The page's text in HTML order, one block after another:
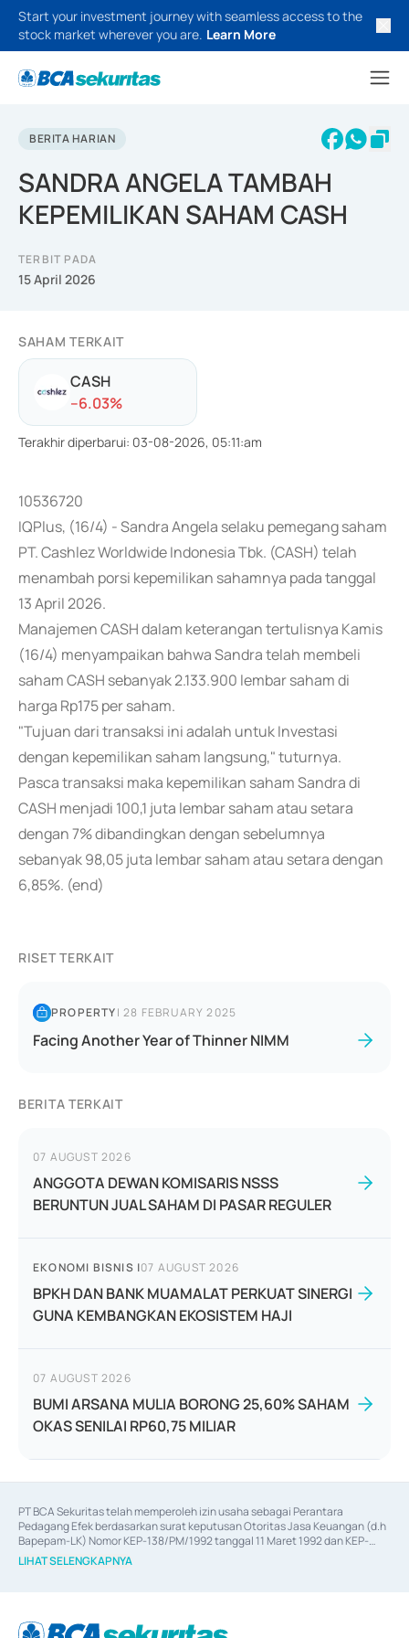
Start your investment journey with seamless access to the
stock market wherever you are. Learn More
BERITA HARIAN
SANDRA ANGELA TAMBAH
KEPEMILIKAN SAHAM CASH
TERBIT PADA
15 April 2026
SAHAM TERKAIT
CASH
--6.03%
Terakhir diperbarui: 03-08-2026, 05:11:am
10536720
IQPlus, (16/4) - Sandra Angela selaku pemegang saham
PT. Cashlez Worldwide Indonesia Tbk. (CASH) telah
menambah porsi kepemilikan sahamnya pada tanggal
13 April 2026.
Manajemen CASH dalam keterangan tertulisnya Kamis
(16/4) menyampaikan bahwa Sandra telah membeli
saham CASH sebanyak 2.133.900 lembar saham di
harga Rp175 per saham.
"Tujuan dari transaksi ini adalah untuk Investasi
dengan kepemilikan saham langsung," tuturnya.
Pasca transaksi maka kepemilikan saham Sandra di
CASH menjadi 100,1 juta lembar saham atau setara
dengan 7% dibandingkan dengan sebelumnya
sebanyak 98,05 juta lembar saham atau setara dengan
6,85%. (end)
RISET TERKAIT
PROPERTY|28 FEBRUARY 2025
Facing Another Year of Thinner NIMM
BERITA TERKAIT
07 AUGUST 2026
ANGGOTA DEWAN KOMISARIS NSSS
BERUNTUN JUAL SAHAM DI PASAR REGULER
EKONOMI BISNIS |07 AUGUST 2026
BPKH DAN BANK MUAMALAT PERKUAT SINERGI
GUNA KEMBANGKAN EKOSISTEM HAJI
07 AUGUST 2026
BUMI ARSANA MULIA BORONG 25,60% SAHAM
OKAS SENILAI RP60,75 MILIAR
PT BCA Sekuritas telah memperoleh izin usaha sebagai Perantara
Pedagang Efek berdasarkan surat keputusan Otoritas Jasa Keuangan (d.h
Bapepam-LK) Nomor KEP-138/PM/1992 tanggal 11 Maret 1992 dan KEP-
06/D.04/2014 tanggal 28 Februari 2014, izin usaha sebagai Penjamin Emisi
Efek berdasarkan surat keputusan Otoritas Jasa Keuangan Nomor KEP-
berdasarkan surat keputusan Otoritas Jasa Keuangan Nomor S-
LIHAT SELENGKAPNYA